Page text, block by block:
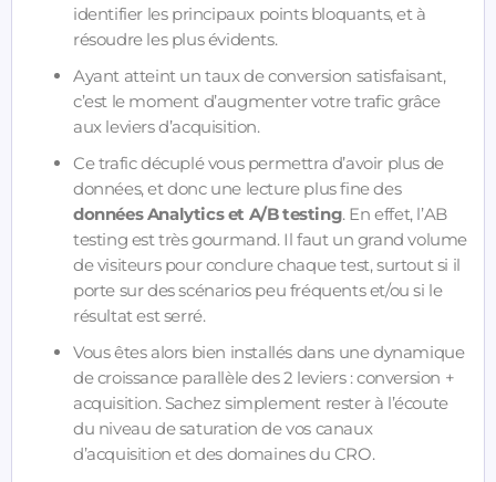
identifier les principaux points bloquants, et à
résoudre les plus évidents.
Ayant atteint un taux de conversion satisfaisant,
c’est le moment d’augmenter votre trafic grâce
aux leviers d’acquisition.
Ce trafic décuplé vous permettra d’avoir plus de
données, et donc une lecture plus fine des
données Analytics et A/B testing. En effet, l’AB
testing est très gourmand. Il faut un grand volume
de visiteurs pour conclure chaque test, surtout si il
porte sur des scénarios peu fréquents et/ou si le
résultat est serré.
Vous êtes alors bien installés dans une dynamique
de croissance parallèle des 2 leviers : conversion +
acquisition. Sachez simplement rester à l’écoute
du niveau de saturation de vos canaux
d’acquisition et des domaines du CRO.